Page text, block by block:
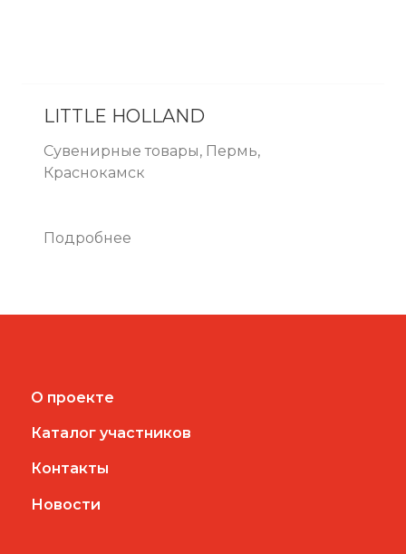
LITTLE HOLLAND
Сувенирные товары, Пермь,
Краснокамск
Подробнее
О проекте
Каталог участников
Контакты
Новости